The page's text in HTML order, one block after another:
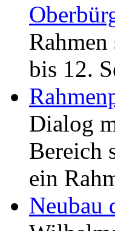
bis 12.
Dialog
Bereich
ein
Neubau